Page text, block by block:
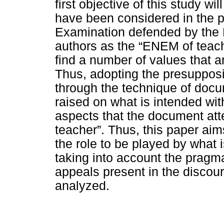
first objective of this study
have been considered in the
Examination defended by
authors as the “ENEM of
find a number of values that
Thus, adopting the
through the technique of
raised on what is intended
aspects that the document
teacher”. Thus, this paper
the role to be played by what
taking into account the
appeals present in the
analyzed.